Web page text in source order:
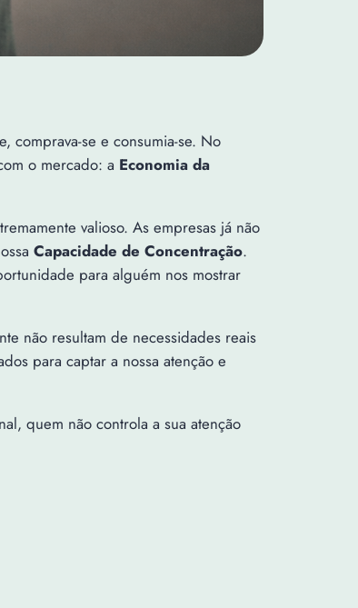
comprava-se e consumia-se. No
o mercado: a Economia da
valioso. As empresas já não
Capacidade de Concentração.
para alguém nos mostrar
não resultam de necessidades reais
para captar a nossa atenção e
quem não controla a sua atenção